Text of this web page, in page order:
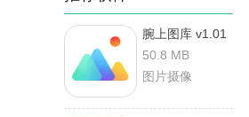
腕上图库 v1.01
安卓版
50.8 MB
图片摄像